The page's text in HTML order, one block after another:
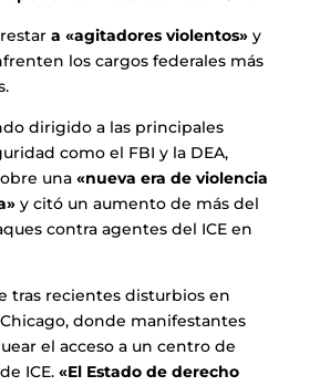
a «agitadores violentos»y
los cargos federales más
dirigido a las principales
como el FBI y la DEA,
una «nueva era de violencia
y citó un aumento de más del
contra agentes del ICE en
tras recientes disturbios en
donde manifestantes
el acceso a un centro de
ICE. «El Estado de derecho